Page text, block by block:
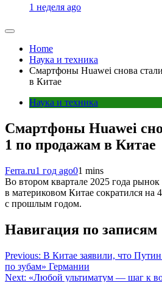
1 неделя ago
Home
Наука и техника
Смартфоны Huawei снова
в Китае
Наука и техника
Смартфоны Huawei
1 по продажам в Китае
Ferra.ru1 год ago01 mins
Во втором квартале 2025 года
в материковом Китае сократился на
с прошлым годом.
Навигация по записям
Previous: В Китае заявили, что
по зубам» Германии
Next: «Любой ультиматум — шаг к